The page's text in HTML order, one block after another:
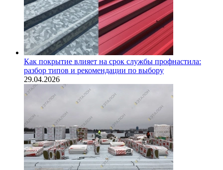
Как покрытие влияет на срок службы профнастила:
разбор типов и рекомендации по выбору
29.04.2026